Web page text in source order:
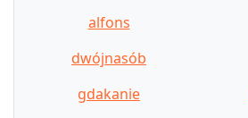
alfons
dwójnasób
gdakanie